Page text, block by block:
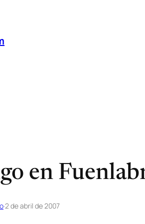
en
·2 de abril de 2007